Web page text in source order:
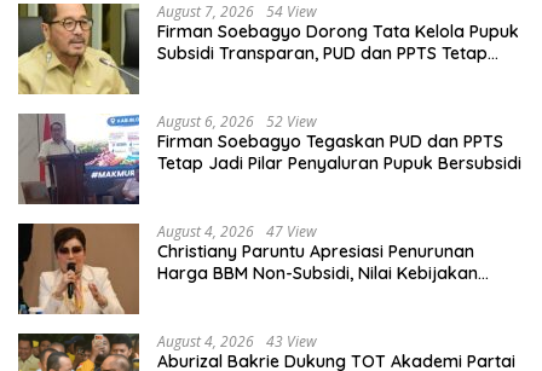
August 7, 2026 54 View
Firman Soebagyo Dorong Tata Kelola Pupuk
Subsidi Transparan, PUD dan PPTS Tetap
August 6, 2026 52 View
Firman Soebagyo Tegaskan PUD dan PPTS
Tetap Jadi Pilar Penyaluran Pupuk Bersubsidi
August 4, 2026 47 View
Christiany Paruntu Apresiasi Penurunan
Harga BBM Non-Subsidi, Nilai Kebijakan
August 4, 2026 43 View
Aburizal Bakrie Dukung TOT Akademi Partai